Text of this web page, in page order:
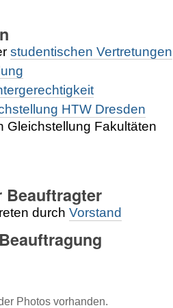
studentischen Vertretungen
HTW Dresden
Gleichstellung Fakultäten
Beauftragter
durch Vorstand
Photos vorhanden.